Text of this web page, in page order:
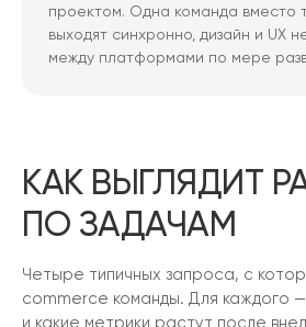
проектом. Одна команда вместо
выходят синхронно, дизайн и UX
между платформами по мере
КАК ВЫГЛЯДИТ
ПО ЗАДАЧАМ
Четыре типичных запроса, с
commerce команды. Для каждого —
и какие метрики растут после